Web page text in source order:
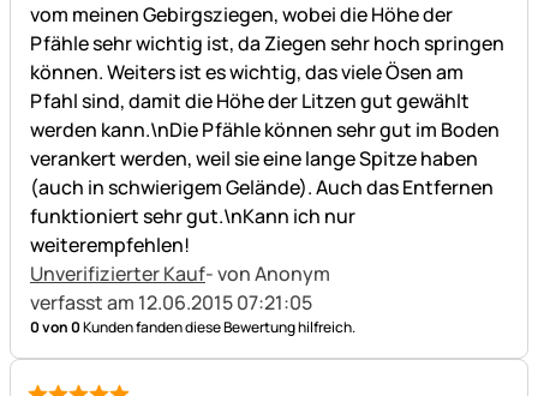
vom meinen Gebirgsziegen, wobei die Höhe der
Pfähle sehr wichtig ist, da Ziegen sehr hoch springen
können. Weiters ist es wichtig, das viele Ösen am
Pfahl sind, damit die Höhe der Litzen gut gewählt
werden kann.\nDie Pfähle können sehr gut im Boden
verankert werden, weil sie eine lange Spitze haben
(auch in schwierigem Gelände). Auch das Entfernen
funktioniert sehr gut.\nKann ich nur
weiterempfehlen!
Unverifizierter Kauf- von Anonym
verfasst am 12.06.2015 07:21:05
0 von 0Kunden fanden diese Bewertung hilfreich.